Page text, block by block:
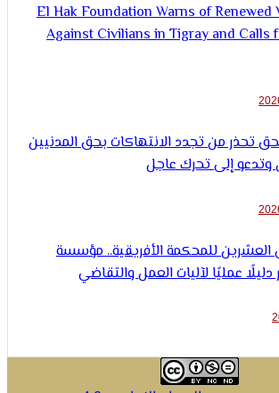
El Hak Foundation Warns of
Against Civilians in Tigray
تجدد الانتهاكات بحق المدنيين
تحرك عاجل
للمحكمة الأفريقية.. مؤسسة
لآليات العمل والتقاضي